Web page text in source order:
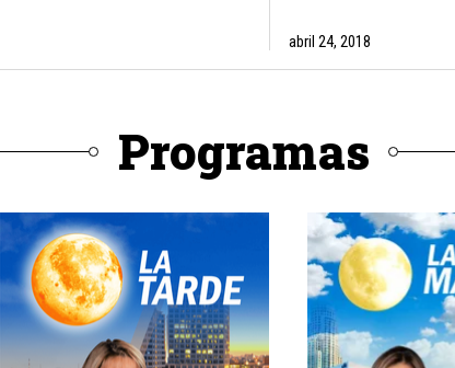
abril 24, 2018
Programas